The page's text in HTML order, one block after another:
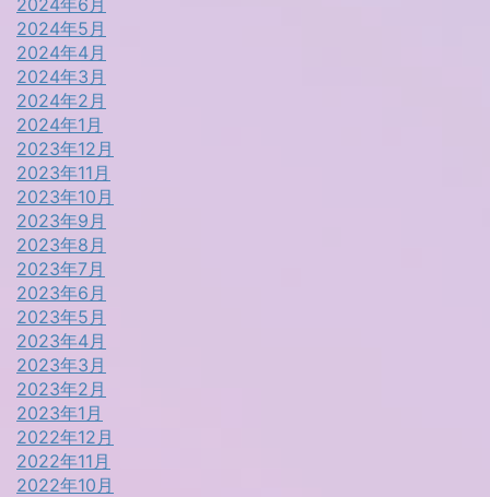
2024年5月
2024年4月
2024年3月
2024年2月
2024年1月
2023年12月
2023年11月
2023年10月
2023年9月
2023年8月
2023年7月
2023年6月
2023年5月
2023年4月
2023年3月
2023年2月
2023年1月
2022年12月
2022年11月
2022年10月